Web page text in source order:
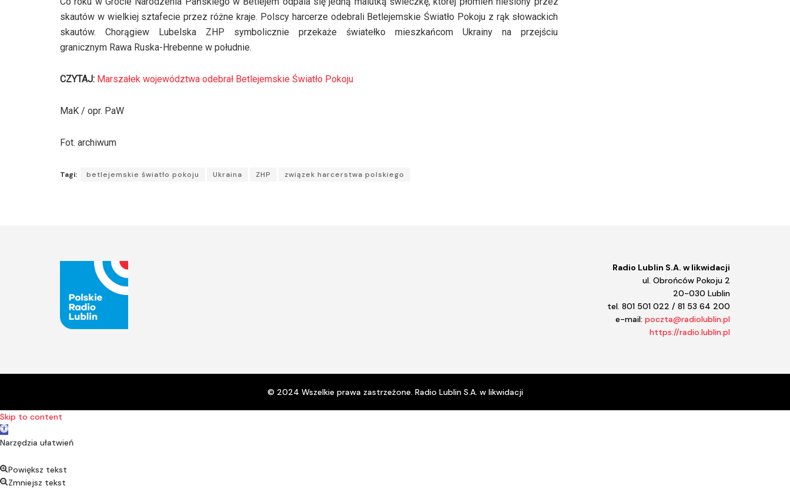
skautów w wielkiej sztafecie przez różne kraje. Polscy harcerze odebrali Betlejemskie Światło Pokoju z rąk słowackich
skautów. Chorągiew Lubelska ZHP symbolicznie przekaże światełko mieszkańcom Ukrainy na przejściu
granicznym Rawa Ruska-Hrebenne w południe.
CZYTAJ: Marszałek województwa odebrał Betlejemskie Światło Pokoju
MaK / opr. PaW
Fot. archiwum
Tagi: betlejemskie światło pokoju Ukraina ZHP związek harcerstwa polskiego
Radio Lublin S.A. w likwidacji
ul. Obrońców Pokoju 2
20-030 Lublin
tel. 801 501 022 / 81 53 64 200
e-mail: poczta@radiolublin.pl
https://radio.lublin.pl
© 2024 Wszelkie prawa zastrzeżone. Radio Lublin S.A. w likwidacji
Skip to content
Open toolbar
Narzędzia ułatwień
Powiększ tekst
Zmniejsz tekst